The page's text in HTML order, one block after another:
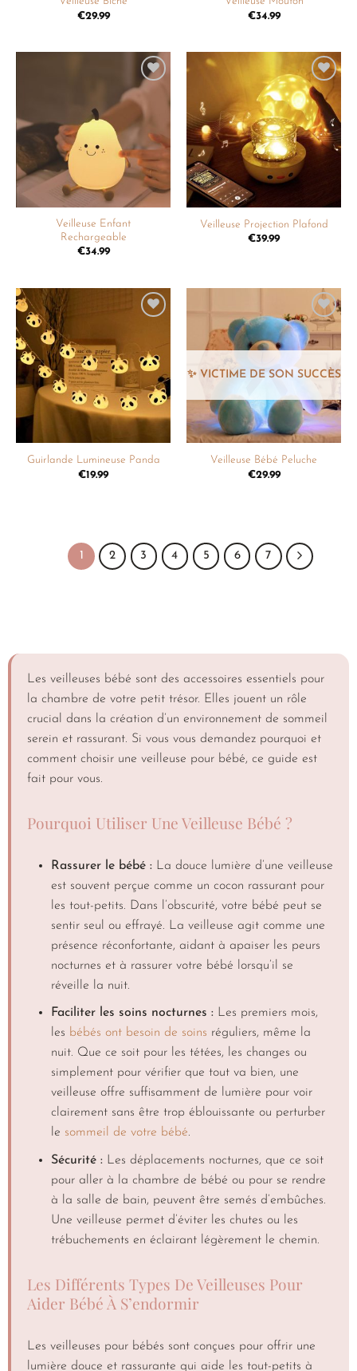
€29.99
€34.99
Ajouter
à la
liste de
souhaits
Veilleuse Enfant
Rechargeable
€34.99
Ajouter
à la
liste de
souhaits
Veilleuse Projection Plafond
€39.99
liste de
souhaits
Guirlande Lumineuse Panda
€19.99
Ajouter
à la
liste de
Veilleuse Bébé Peluche
€29.99
1 2 3 4 5 6 7
Les veilleuses bébé sont des accessoires essentiels pour
la chambre de votre petit trésor. Elles jouent un rôle
crucial dans la création d’un environnement de sommeil
serein et rassurant. Si vous vous demandez pourquoi et
comment choisir une veilleuse pour bébé, ce guide est
fait pour vous.
Pourquoi Utiliser Une Veilleuse Bébé ?
Rassurer le bébé : La douce lumière d’une veilleuse
est souvent perçue comme un cocon rassurant pour
les tout-petits. Dans l’obscurité, votre bébé peut se
sentir seul ou effrayé. La veilleuse agit comme une
présence réconfortante, aidant à apaiser les peurs
nocturnes et à rassurer votre bébé lorsqu’il se
réveille la nuit.
Faciliter les soins nocturnes : Les premiers mois,
les bébés ont besoin de soins réguliers, même la
nuit. Que ce soit pour les tétées, les changes ou
simplement pour vérifier que tout va bien, une
veilleuse offre suffisamment de lumière pour voir
clairement sans être trop éblouissante ou perturber
le sommeil de votre bébé.
Sécurité : Les déplacements nocturnes, que ce soit
pour aller à la chambre de bébé ou pour se rendre
à la salle de bain, peuvent être semés d’embûches.
Une veilleuse permet d’éviter les chutes ou les
trébuchements en éclairant légèrement le chemin.
Les Différents Types De Veilleuses Pour
Aider Bébé À S’endormir
Les veilleuses pour bébés sont conçues pour offrir une
lumière douce et rassurante qui aide les tout-petits à